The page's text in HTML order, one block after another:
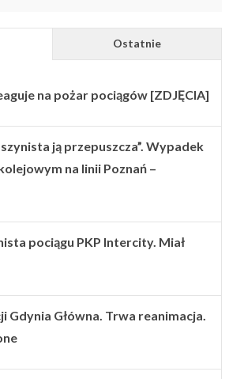
Ostatnie
na pożar pociągów [ZDJĘCIA]
ją przepuszcza”. Wypadek
na linii Poznań –
pociągu PKP Intercity. Miał
Gdynia Główna. Trwa reanimacja.